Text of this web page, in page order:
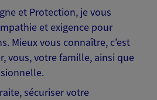
et Protection, je vous
et exigence pour
Mieux vous connaître, c'est
vous, votre famille, ainsi que
sécuriser votre